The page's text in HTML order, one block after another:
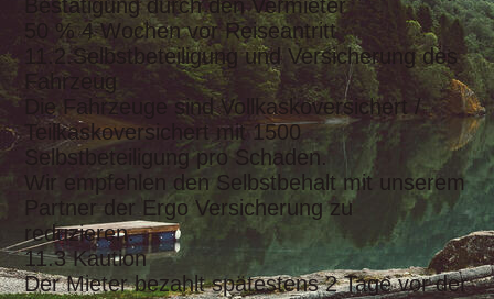
Bestätigung durch den Vermieter
50 % 4 Wochen vor Reiseantritt
11.2.Selbstbeteiligung und Versicherung des
Fahrzeug
Die Fahrzeuge sind Vollkaskoversichert /
Teilkaskoversichert mit 1500
Selbstbeteiligung pro Schaden.
Wir empfehlen den Selbstbehalt mit unserem
Partner der Ergo Versicherung zu
reduzieren.
11.3 Kaution
Der Mieter bezahlt spätestens 2 Tage vor der